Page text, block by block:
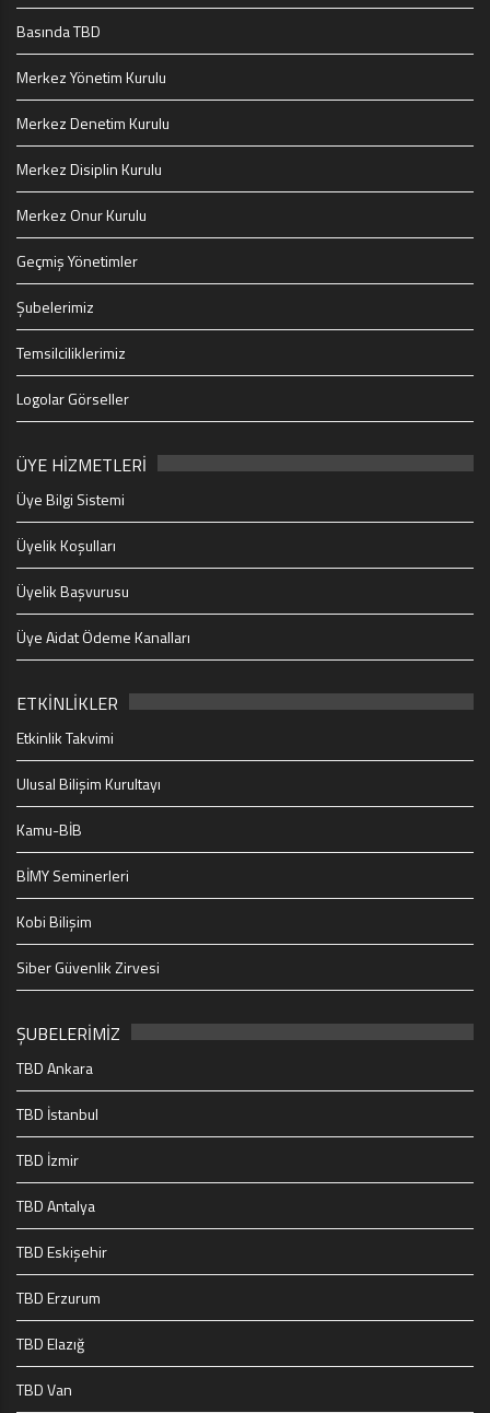
Basında TBD
Merkez Yönetim Kurulu
Merkez Denetim Kurulu
Merkez Disiplin Kurulu
Merkez Onur Kurulu
Geçmiş Yönetimler
Şubelerimiz
Temsilciliklerimiz
Logolar Görseller
ÜYE HİZMETLERİ
Üye Bilgi Sistemi
Üyelik Koşulları
Üyelik Başvurusu
Üye Aidat Ödeme Kanalları
ETKİNLİKLER
Etkinlik Takvimi
Ulusal Bilişim Kurultayı
Kamu-BİB
BİMY Seminerleri
Kobi Bilişim
Siber Güvenlik Zirvesi
ŞUBELERİMİZ
TBD Ankara
TBD İstanbul
TBD İzmir
TBD Antalya
TBD Eskişehir
TBD Erzurum
TBD Elazığ
TBD Van